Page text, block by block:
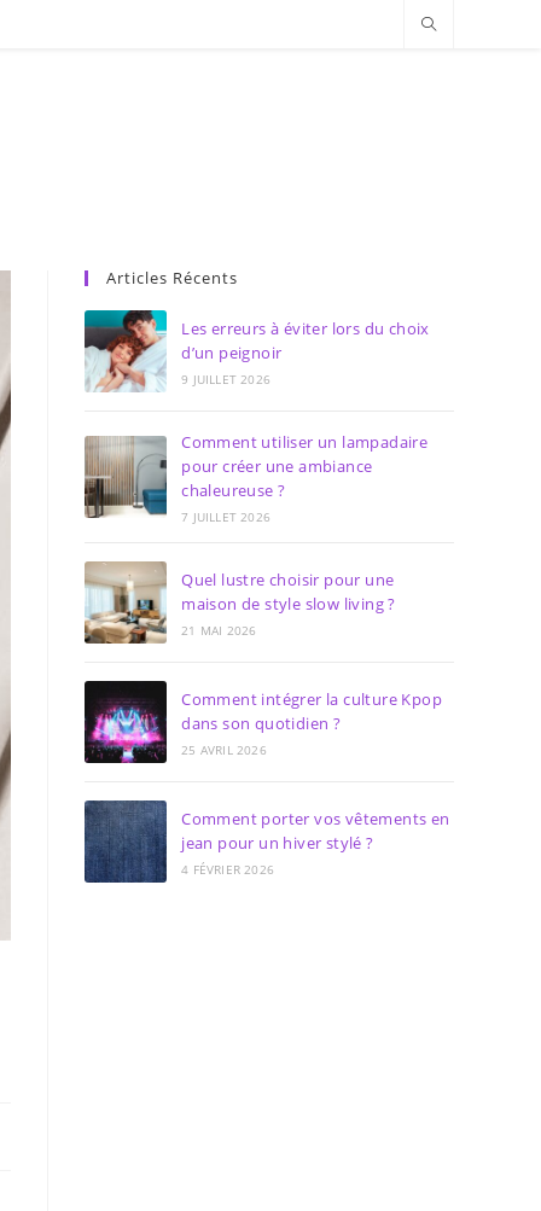
Articles Récents
Les erreurs à éviter lors du choix
d’un peignoir
9 JUILLET 2026
Comment utiliser un lampadaire
pour créer une ambiance
chaleureuse ?
7 JUILLET 2026
Quel lustre choisir pour une
maison de style slow living ?
21 MAI 2026
Comment intégrer la culture Kpop
dans son quotidien ?
25 AVRIL 2026
Comment porter vos vêtements en
jean pour un hiver stylé ?
4 FÉVRIER 2026